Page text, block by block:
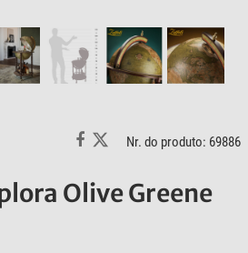
Nr. do produto: 69886
Olive Greene